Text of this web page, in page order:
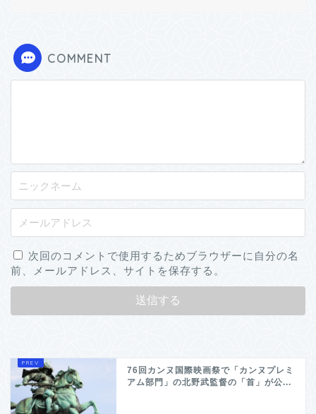
COMMENT
次回のコメントで使用するためブラウザーに自分の名
前、メールアドレス、サイトを保存する。
76回カンヌ国際映画祭で「カンヌプレミ
アム部門」の北野武監督の「首」が公...